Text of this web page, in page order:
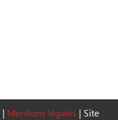
| Mentions légales | Site